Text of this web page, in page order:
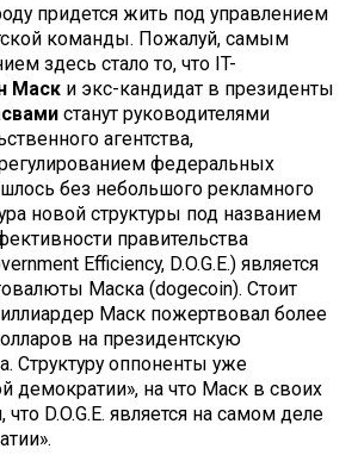
придется жить под управлением
команды. Пожалуй, самым
здесь стало то, что IT-
Маск и экс-кандидат в президенты
станут руководителями
агентства,
федеральных
без небольшого рекламного
новой структуры под названием
правительства
Efficiency, D.O.G.E.) является
Маска (dogecoin). Стоит
Маск пожертвовал более
на президентскую
Структуру оппоненты уже
демократии», на что Маск в своих
что D.O.G.E. является на самом деле